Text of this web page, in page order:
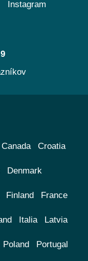
Instagram
Canada Croatia
Denmark
Finland France
Italia Latvia
Poland Portugal